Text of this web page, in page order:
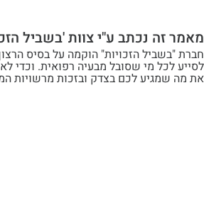
נכתב ע"י צוות 'בשביל הזכויות'
הזכויות" הוקמה על בסיס הרצון
מי שסובל מבעיה רפואית. וכדי לאפשר
לכם בצדק ובזכות מרשויות המס